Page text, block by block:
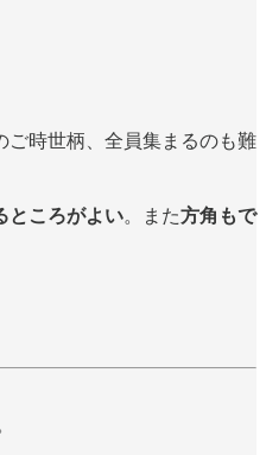
ご時世柄、全員集まるのも難
ところがよい。また方角もで